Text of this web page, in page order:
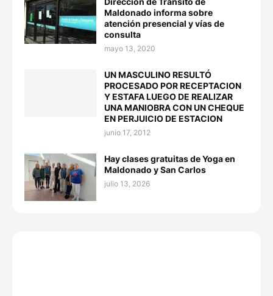
Maldonado informa sobre
atención presencial y vías de
consulta
mayo 13, 2020
UN MASCULINO RESULTÓ
PROCESADO POR RECEPTACION
Y ESTAFA LUEGO DE REALIZAR
UNA MANIOBRA CON UN CHEQUE
EN PERJUICIO DE ESTACION
junio 17, 2012
Hay clases gratuitas de Yoga en
Maldonado y San Carlos
julio 13, 2026